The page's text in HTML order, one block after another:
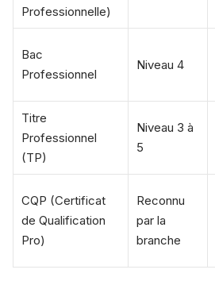
Professionnelle)
Bac
Professionnel
Niveau 4
Titre
Professionnel
(TP)
Niveau 3 à
5
CQP (Certificat
de Qualification
Pro)
Reconnu
par la
branche